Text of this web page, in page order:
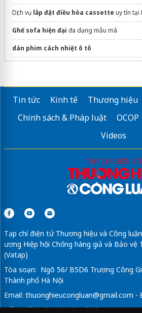
Dịch vụ lắp đặt điều hòa cassette uy tín tại
Ghế sofa hiện đại đa dạng mẫu mã
dán phim cách nhiệt ô tô
shop hoa tươi đức hòa
Gọi NgayShop hoa lan hồ điệp Đông Anh
Nệm giá khoNệm giá kho
Ventana Nha Trang Hotel
Tin tức Kinh tế Thương hiệu
Chính sách & Pháp luật
OCOP
Videos
Tạp chí điện tử Thương hiệu và Công
ương Hiệp hội Chống hàng giả và Bảo vệ
(Vatap)
Tòa soạn: Ngõ 56/ B5D6 Trương Công
Thành phố Hà Nội
Email: thuonghieucongluan@gmail.com -
Tổng Biên Tập: Vũ Đức Thuận